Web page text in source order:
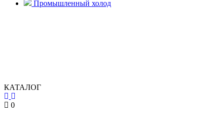
Промышленный холод
КАТАЛОГ
0